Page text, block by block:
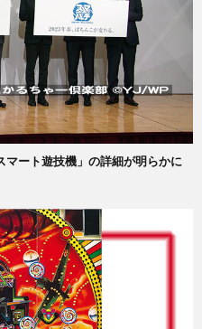
ート遊技機」の詳細が明らかに